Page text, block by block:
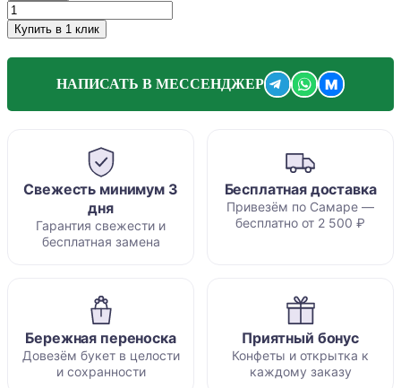
Купить в 1 клик
НАПИСАТЬ В МЕССЕНДЖЕР M
Свежесть минимум 3
дня
Гарантия свежести и
бесплатная замена
Бесплатная доставка
Привезём по Самаре —
бесплатно от 2 500 ₽
Бережная переноска
Довезём букет в целости
и сохранности
Приятный бонус
Конфеты и открытка к
каждому заказу